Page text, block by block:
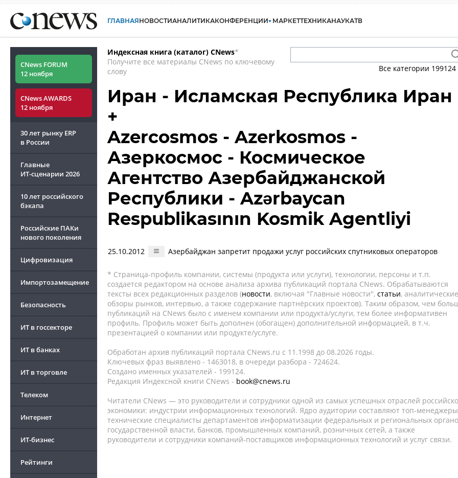
ГЛАВНАЯНОВОСТИАНАЛИТИКАКОНФЕРЕНЦИИ МАРКЕТТЕХНИКАНАУКАТВ
CNews FORUM
12 ноября
CNews AWARDS
12 ноября
30 лет рынку ERP
в России
Главные
ИТ-сценарии 2026
10 лет российского
бэкапа
Российские ПАКи
нового поколения
Цифровизация
Импортозамещение
Безопасность
ИТ в госсекторе
ИТ в банках
ИТ в торговле
Телеком
Интернет
ИТ-бизнес
Рейтинги
Индексная книга (каталог) CNews*
Получите все материалы CNews по ключевому
слову
Все категории 199124
Иран - Исламская Республика Иран
+
Azercosmos - Azerkosmos -
Азеркосмос - Космическое
Агентство Азербайджанской
Республики - Azərbaycan
Respublikasının Kosmik Agentliyi
25.10.2012 Азербайджан запретит продажи услуг российских спутниковых операторов
* Страница-профиль компании, системы (продукта или услуги), технологии, персоны и т.п.
создается редактором на основе анализа архива публикаций портала CNews. Обрабатываются
тексты всех редакционных разделов (новости, включая "Главные новости", статьи, аналитические
обзоры рынков, интервью, а также содержание партнёрских проектов). Таким образом, чем
публикаций на CNews было с именем компании или продукта/услуги, тем более информативен
профиль. Профиль может быть дополнен (обогащен) дополнительной информацией, в т.ч.
презентацией о компании или продукте/услуге.
Обработан архив публикаций портала CNews.ru c 11.1998 до 08.2026 годы.
Ключевых фраз выявлено - 1463018, в очереди разбора - 724624.
Создано именных указателей - 199124.
Редакция Индексной книги CNews - book@cnews.ru
Читатели CNews — это руководители и сотрудники одной из самых успешных отраслей
экономики: индустрии информационных технологий. Ядро аудитории составляют топ-
технические специалисты департаментов информатизации федеральных и региональных
государственной власти, банков, промышленных компаний, розничных сетей, а также
руководители и сотрудники компаний-поставщиков информационных технологий и услуг связи.